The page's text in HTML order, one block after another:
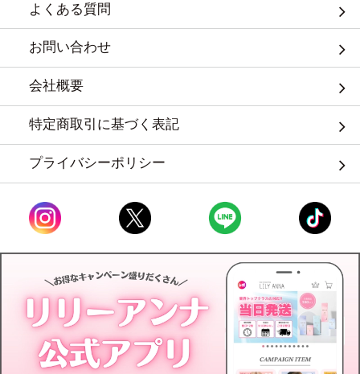
よくある質問
お問い合わせ
会社概要
特定商取引に基づく表記
プライバシーポリシー